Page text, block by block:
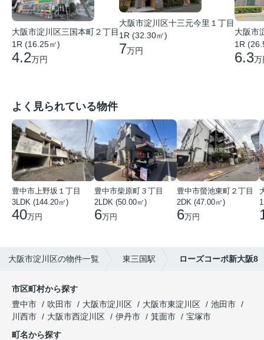
大阪市淀川区三国本町２丁目
1R (16.25㎡)
4.2万円
大阪市淀川区十三元今里１丁目
1R (32.30㎡)
7万円
大阪市
1R
6.3万
よく見られている物件
豊中市上野坂１丁目
3LDK (144.20㎡)
40万円
豊中市柴原町３丁目
2LDK (50.00㎡)
6万円
豊中市螢池東町２丁目
2DK (47.00㎡)
6万円
大阪市淀川区の物件一覧 東三国駅 ローズコーポ新大阪8
市区町村から探す
豊中市
吹田市 大阪市淀川区 大阪市東淀川区
池田市
川西市
大阪市西淀川区 伊丹市 箕面市
宝塚市
町名から探す